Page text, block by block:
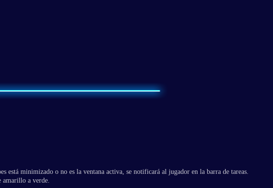
está minimizado o no es la ventana activa, se notificará al jugador en la barra de tareas.
amarillo a verde.